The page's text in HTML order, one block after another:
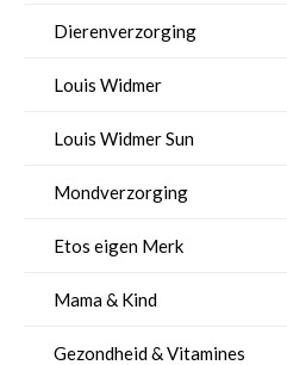
Dierenverzorging
Louis Widmer
Louis Widmer Sun
Mondverzorging
Etos eigen Merk
Mama & Kind
Gezondheid & Vitamines